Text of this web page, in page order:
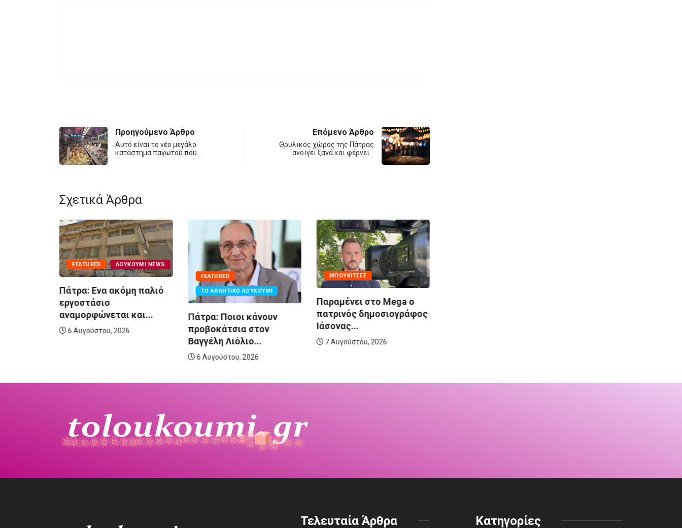
Προηγούμενο Άρθρο
Αυτό είναι το νέο μεγάλο
κατάστημα παγωτού που…
Επόμενο Άρθρο
Θρυλικός χώρος της Πάτρας
ανοίγει ξανά και φέρνει…
Σχετικά Άρθρα
FEATURED ΛΟΥΚΟΎΜΙ NEWS
Πάτρα: Ενα ακόμη παλιό
εργοστάσιο
αναμορφώνεται και...
6 Αυγούστου, 2026
FEATURED
ΤΟ ΑΘΛΗΤΙΚΌ ΛΟΥΚΟΎΜΙ
Πάτρα: Ποιοι κάνουν
προβοκάτσια στον
Βαγγέλη Λιόλιο...
6 Αυγούστου, 2026
MΠΟΥΚΊΤΣΕΣ
Παραμένει στο Mega ο
πατρινός δημοσιογράφος
Ιάσονας...
7 Αυγούστου, 2026
Τελευταία Άρθρα Κατηγορίες